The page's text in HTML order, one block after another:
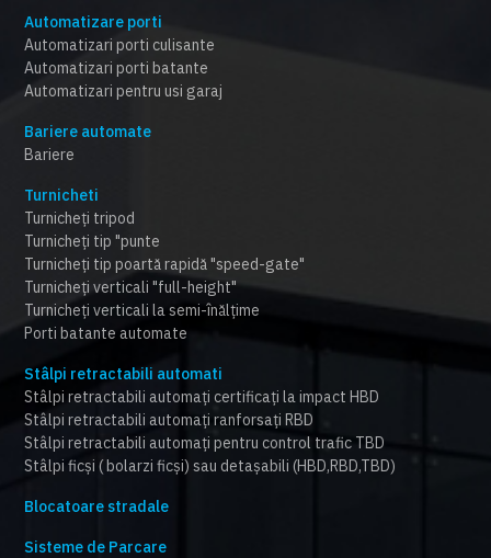
Automatizare porti
Automatizari porti culisante
Automatizari porti batante
Automatizari pentru usi garaj
Bariere automate
Bariere
Turnicheti
Turnicheți tripod
Turnicheți tip "punte
Turnicheți tip poartă rapidă "speed-gate"
Turnicheți verticali "full-height"
Turnicheți verticali la semi-înălțime
Porti batante automate
Stâlpi retractabili automati
Stâlpi retractabili automați certificați la impact HBD
Stâlpi retractabili automați ranforsați RBD
Stâlpi retractabili automați pentru control trafic TBD
Stâlpi ficși ( bolarzi ficși) sau detașabili (HBD,RBD,TBD)
Blocatoare stradale
Sisteme de Parcare